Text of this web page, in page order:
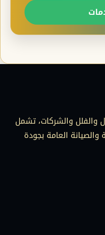
والفلل والشركات، تشمل
والصيانة العامة بجودة